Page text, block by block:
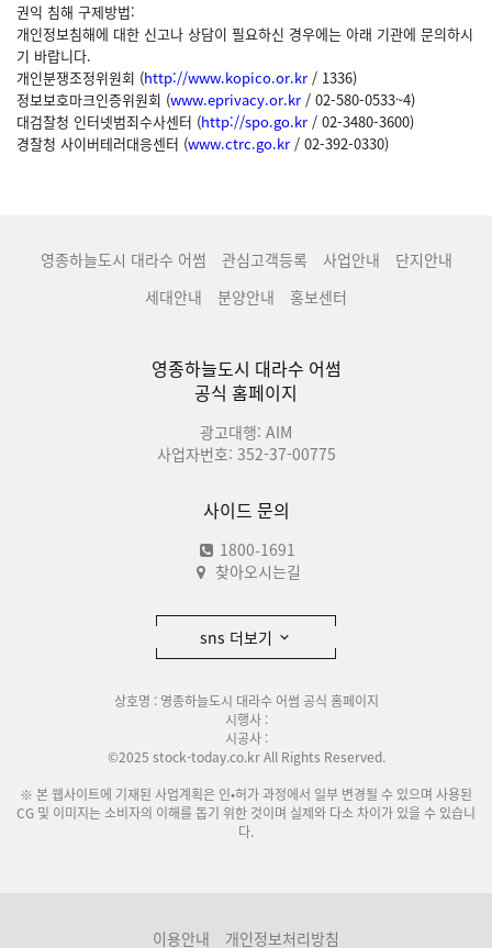
권익 침해 구제방법:
개인정보침해에 대한 신고나 상담이 필요하신 경우에는 아래 기관에 문의하시
기 바랍니다.
개인분쟁조정위원회 (http://www.kopico.or.kr / 1336)
정보보호마크인증위원회 (www.eprivacy.or.kr / 02-580-0533~4)
대검찰청 인터넷범죄수사센터 (http://spo.go.kr / 02-3480-3600)
경찰청 사이버테러대응센터 (www.ctrc.go.kr / 02-392-0330)
영종하늘도시 대라수 어썸 관심고객등록 사업안내
단지안내
세대안내
분양안내 홍보센터
영종하늘도시 대라수 어썸
공식 홈페이지
광고대행: AIM
사업자번호: 352-37-00775
사이드 문의
1800-1691
찾아오시는길
sns 더보기
상호명 : 영종하늘도시 대라수 어썸 공식 홈페이지
시행사 :
시공사 :
©2025 stock-today.co.kr All Rights Reserved.
※ 본 웹사이트에 기재된 사업계획은 인•허가 과정에서 일부 변경될 수 있으며 사용된
CG 및 이미지는 소비자의 이해를 돕기 위한 것이며 실제와 다소 차이가 있을 수 있습니
다.
이용안내 개인정보처리방침